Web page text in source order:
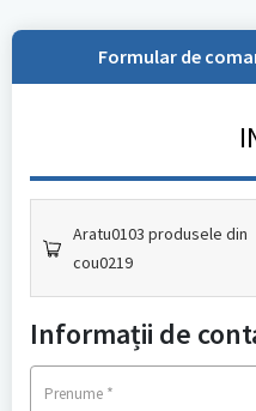
Formular de
Aratu0103 produsele din
cou0219
Informații de
Prenume *